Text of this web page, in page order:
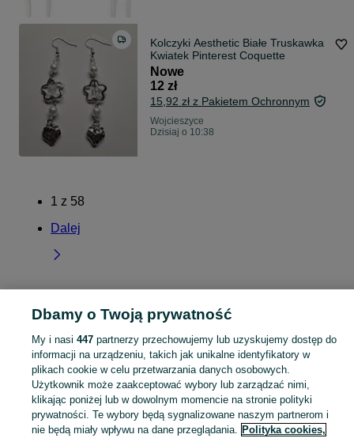
Kolczyki Aesthetic Białe Truskawka
Kwiatek Pinterest Coquette
Nowe
12 zł
15,92 zł z Pakietem Ochronnym
Wojcieszyce
Dzisiaj o 10:38
1 z 58
Dalej
Strona główna Lubuskie Wojcieszyce
KATEGORIA
Skorzystaj z największego serwisu ogłoszeniowego - Wojcieszyce i okolice! Kupuj to, czego pragniesz i sprzedawaj to, czego już nie potrzebujesz! Zobacz
Mapa kategorii
Dbamy o Twoją prywatność
My i nasi 447partnerzy przechowujemy lub uzyskujemy dostęp do
informacji na urządzeniu, takich jak unikalne identyfikatory w
plikach cookie w celu przetwarzania danych osobowych.
Użytkownik może zaakceptować wybory lub zarządzać nimi,
klikając poniżej lub w dowolnym momencie na stronie polityki
prywatności. Te wybory będą sygnalizowane naszym partnerom i
nie będą miały wpływu na dane przeglądania. Polityka cookies,